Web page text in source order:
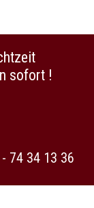
sofort !
74 34 13 36